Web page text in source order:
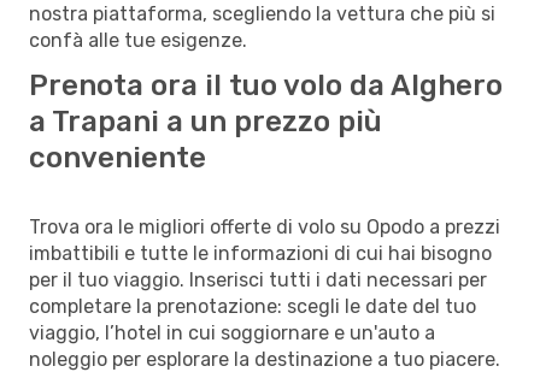
nostra piattaforma, scegliendo la vettura che più si
confà alle tue esigenze.
Prenota ora il tuo volo da Alghero
a Trapani a un prezzo più
conveniente
Trova ora le migliori offerte di volo su Opodo a prezzi
imbattibili e tutte le informazioni di cui hai bisogno
per il tuo viaggio. Inserisci tutti i dati necessari per
completare la prenotazione: scegli le date del tuo
viaggio, l’hotel in cui soggiornare e un'auto a
noleggio per esplorare la destinazione a tuo piacere.